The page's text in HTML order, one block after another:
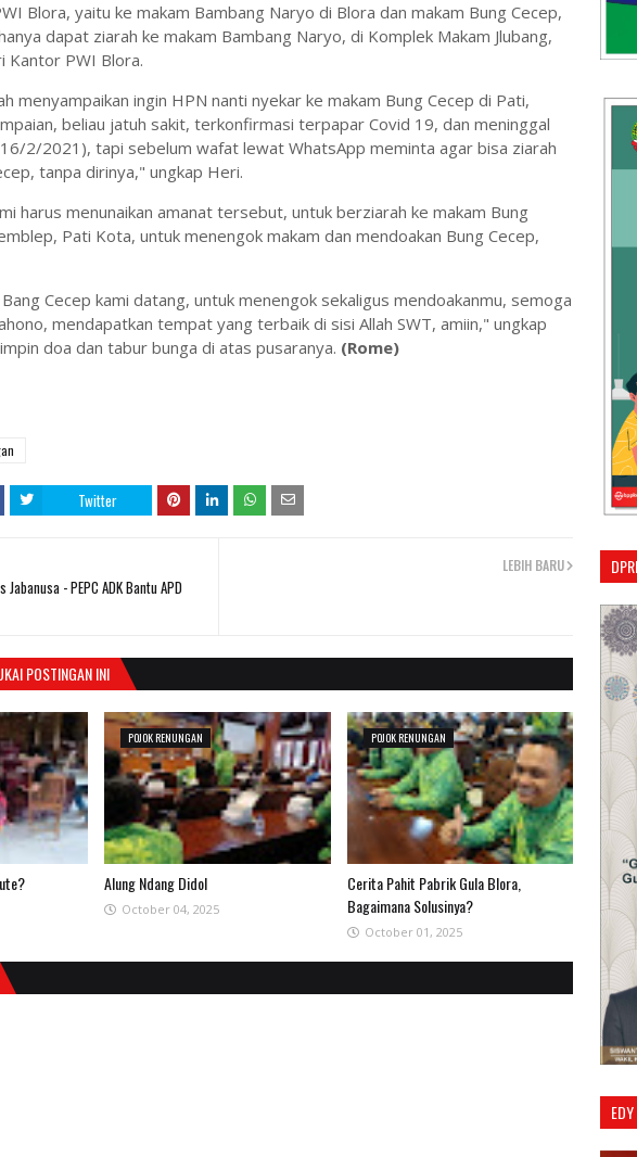
Blora, yaitu ke makam Bambang Naryo di Blora dan makam Bung Cecep,
dapat ziarah ke makam Bambang Naryo, di Komplek Makam Jlubang,
Kantor PWI Blora.
menyampaikan ingin HPN nanti nyekar ke makam Bung Cecep di Pati,
beliau jatuh sakit, terkonfirmasi terpapar Covid 19, dan meninggal
2/2021), tapi sebelum wafat lewat WhatsApp meminta agar bisa ziarah
tanpa dirinya," ungkap Heri.
harus menunaikan amanat tersebut, untuk berziarah ke makam Bung
Pati Kota, untuk menengok makam dan mendoakan Bung Cecep,
Cecep kami datang, untuk menengok sekaligus mendoakanmu, semoga
mendapatkan tempat yang terbaik di sisi Allah SWT, amiin," ungkap
doa dan tabur bunga di atas pusaranya. (Rome)
Twitter
LEBIH BARU
- PEPC ADK Bantu APD
POSTINGAN INI
POJOK RENUNGAN
Alung Ndang Didol
October 04, 2025
POJOK RENUNGAN
Cerita Pahit Pabrik Gula Blora,
Bagaimana Solusinya?
October 01, 2025